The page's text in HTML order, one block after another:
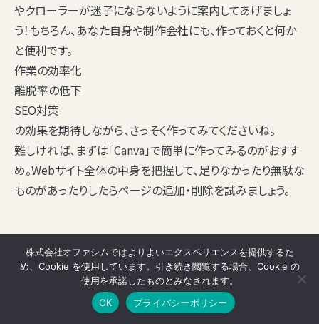
やクローラーが迷子にならないように案内してあげましょ
う！もちろん、あなた自身や制作会社にも、作っておくと何か
と便利です。
作業の効率化
離脱率の低下
SEO対策
の効果を期待しながら、さっそく作ってみてくださいね。
難しければ、まずは「Canva」で簡単に作ってみるのがおすす
め。Webサイト全体の中身を把握して、足りなかったり無駄な
ものがあったりしたらページの追加・削除を試みましょう。
TAGS
#HTMLサイトマップ
#XMLサイトマップ
#サイトマップ ワードプレス
株式会社オファシムではよりよいエクスペリエンスを提供するた
め、Cookie を使用しています。引き続き閲覧する場合、Cookie の
使用を承諾したものとみなされます。
OK
プライバシーポリシー